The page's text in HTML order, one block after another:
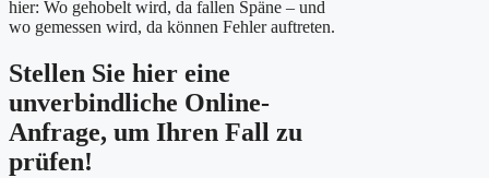
hier: Wo gehobelt wird, da fallen Späne – und
wo gemessen wird, da können Fehler auftreten.
Stellen Sie hier eine
unverbindliche Online-
Anfrage, um Ihren Fall zu
prüfen!